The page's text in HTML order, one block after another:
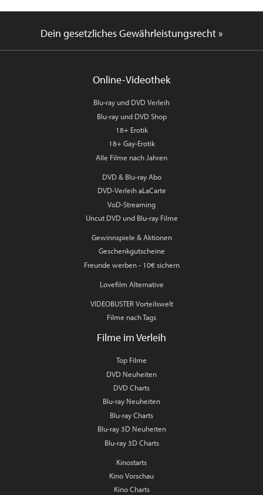
Dein gesetzliches Gewährleistungsrecht »
Online-Videothek
Blu-ray und DVD Verleih
Blu-ray und DVD Shop
18+ Erotik
18+ Gay-Erotik
Alle Filme nach Jahren
DVD & Blu-ray Abo
DVD-Verleih aLaCarte
VoD-Streaming
Uncut DVD und Blu-ray Filme
Gewinnspiele & Aktionen
Geschenkgutscheine
Freunde werben - 10€ sichern
Lovefilm Alternative
VIDEOBUSTER Vorteilswelt
Filme nach Tags
Filme im Verleih
Top Filme
DVD Neuheiten
DVD Charts
Blu-ray Neuheiten
Blu-ray Charts
Blu-ray 3D Neuheiten
Blu-ray 3D Charts
Kinostarts
Kino Vorschau
Kino Charts